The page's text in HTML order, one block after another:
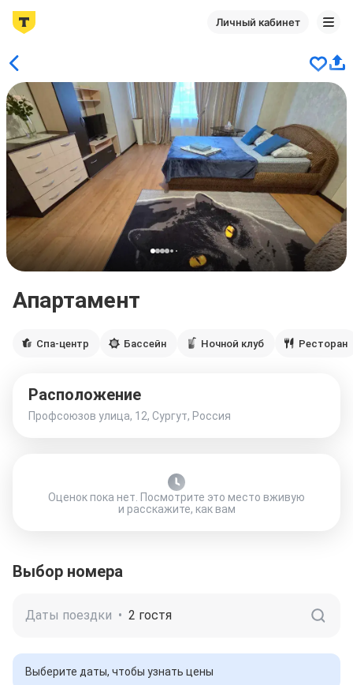
Личный кабинет
Апартамент
Спа-центр Бассейн Ночной клуб Ресторан
Расположение
Профсоюзов улица, 12, Сургут, Россия
Оценок пока нет. Посмотрите это место вживую
и расскажите, как вам
Выбор номера
Даты поездки • 2 гостя
Выберите даты, чтобы узнать цены